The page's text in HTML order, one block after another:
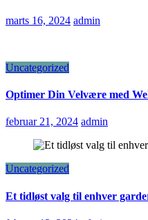
marts 16, 2024 admin
Uncategorized
Optimer Din Velvære med
februar 21, 2024 admin
Uncategorized
Et tidløst valg til enhver